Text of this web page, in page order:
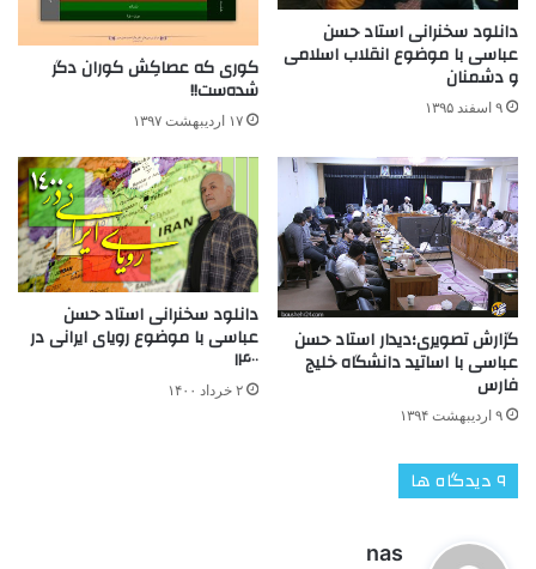
دانلود سخنرانی استاد حسن
عباسی با موضوع انقلاب اسلامی
و دشمنان
۹ اسفند ۱۳۹۵
کوری که عصاکِش کوران دگر
شده‌ست!!
۱۷ اردیبهشت ۱۳۹۷
گزارش تصویری؛دیدار استاد حسن
عباسی با اساتید دانشگاه خلیج
فارس
۹ اردیبهشت ۱۳۹۴
دانلود سخنرانی استاد حسن
عباسی با موضوع رویای ایرانی در
۱۴۰۰
۲ خرداد ۱۴۰۰
‫۹ دیدگاه ها
nas